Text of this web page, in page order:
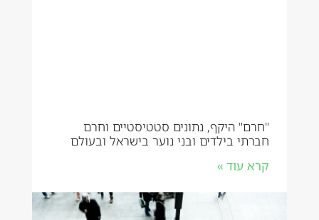
"חרם" היקף, נתונים סטטיסטיים וחרם
חברתי בילדים ובני נוער בישראל ובעולם
קרא עוד »